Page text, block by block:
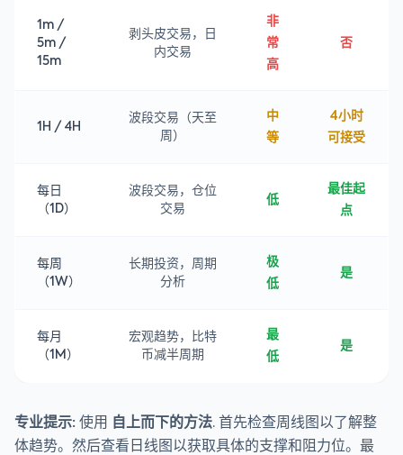
1m /
5m /
15m
剥头皮交易，日
内交易
非
常
高
否
1H / 4H
波段交易（天至
周）
中
等
4小时
可接受
每日
（1D）
波段交易，仓位
交易
低
最佳起
点
每周
（1W）
长期投资，周期
分析
极
低
是
每月
（1M）
宏观趋势，比特
币减半周期
最
低
是
专业提示: 使用 自上而下的方法. 首先检查周线图以了解整
体趋势。然后查看日线图以获取具体的支撑和阻力位。最